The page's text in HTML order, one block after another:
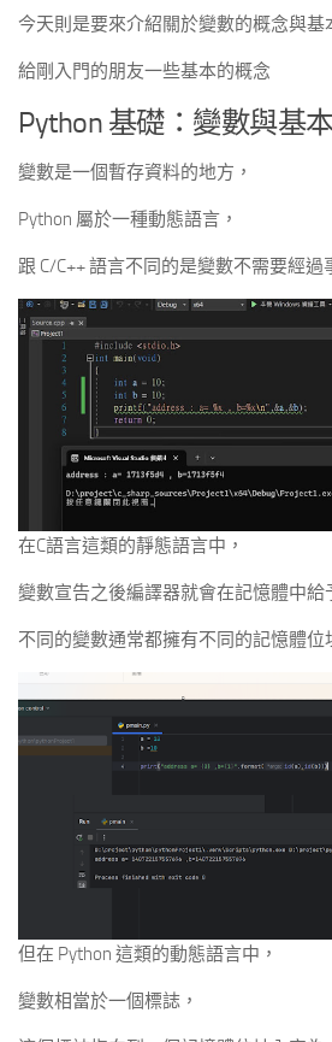
今天則是要來介紹關於變數的概念與基
給剛入門的朋友一些基本的概念
Python 基礎：變數與基
變數是一個暫存資料的地方，
Python 屬於一種動態語言，
跟 C/C++ 語言不同的是變數不需要經過
在C語言這類的靜態語言中，
變數宣告之後編譯器就會在記憶體中給
不同的變數通常都擁有不同的記憶體位
但在 Python 這類的動態語言中，
變數相當於一個標誌，